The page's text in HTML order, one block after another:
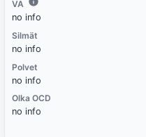
VA
no info
Silmät
no info
Polvet
no info
Olka OCD
no info